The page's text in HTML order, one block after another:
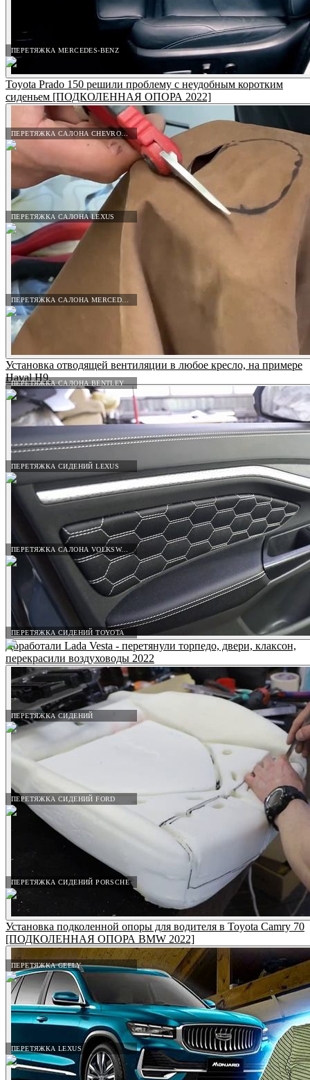
ПЕРЕТЯЖКА MERCEDES-BENZ
ПЕРЕТЯЖКА САЛОНА CHEVROLET
ПЕРЕТЯЖКА САЛОНА LEXUS
ПЕРЕТЯЖКА САЛОНА BENTLEY
ПЕРЕТЯЖКА СИДЕНИЙ LEXUS
ПЕРЕТЯЖКА САЛОНА VOLKSWAGEN
ПЕРЕТЯЖКА СИДЕНИЙ TOYOTA
ПЕРЕТЯЖКА СИДЕНИЙ
ПЕРЕТЯЖКА СИДЕНИЙ FORD
ПЕРЕТЯЖКА СИДЕНИЙ PORSCHE
ПЕРЕТЯЖКА GEELY
ПЕРЕТЯЖКА LEXUS
Toyota Prado 150 решили проблему с неудобным коротким
сиденьем [ПОДКОЛЕННАЯ ОПОРА 2022]
Установка отводящей вентиляции в любое кресло, на примере
Haval H9.
Доработали Lada Vesta - перетянули торпедо, двери, клаксон,
перекрасили воздуховоды 2022
Установка подколенной опоры для водителя в Toyota Camry 70
[ПОДКОЛЕННАЯ ОПОРА BMW 2022]